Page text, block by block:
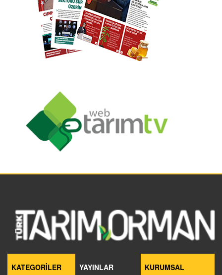
KATEGORİLER YAYINLAR KURUMSAL